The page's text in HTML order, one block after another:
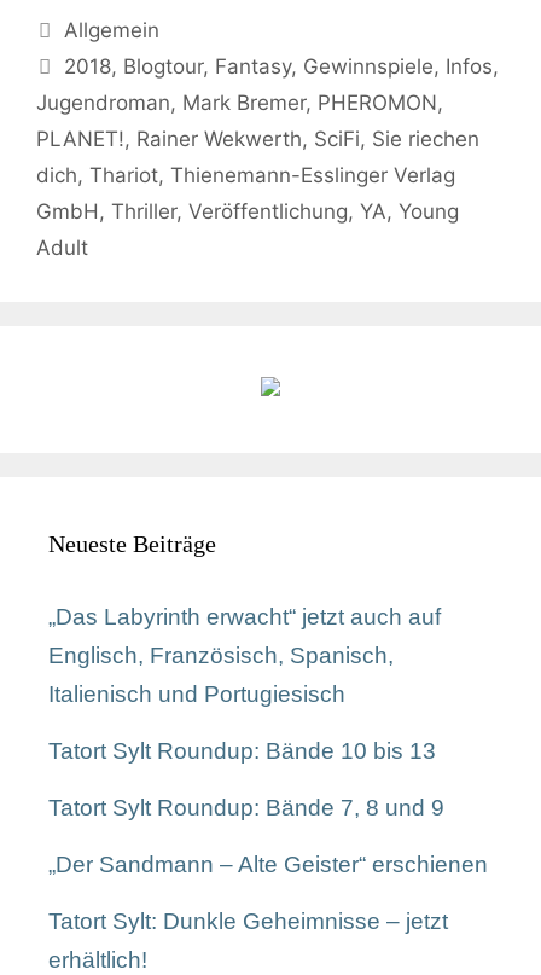
Allgemein
2018, Blogtour, Fantasy, Gewinnspiele, Infos,
Jugendroman, Mark Bremer, PHEROMON,
PLANET!, Rainer Wekwerth, SciFi, Sie riechen
dich, Thariot, Thienemann-Esslinger Verlag
GmbH, Thriller, Veröffentlichung, YA, Young
Adult
Neueste Beiträge
„Das Labyrinth erwacht“ jetzt auch auf
Englisch, Französisch, Spanisch,
Italienisch und Portugiesisch
Tatort Sylt Roundup: Bände 10 bis 13
Tatort Sylt Roundup: Bände 7, 8 und 9
„Der Sandmann – Alte Geister“ erschienen
Tatort Sylt: Dunkle Geheimnisse – jetzt
erhältlich!